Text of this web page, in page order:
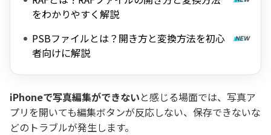
をわかりやすく解説
PSBファイルとは？開き方と変換方法を初心
者向けに解説
iPhoneで写真編集ができないと感じる場面では、写真ア
プリを開いても編集ボタンが反応しない、保存できないな
どのトラブルが発生します。